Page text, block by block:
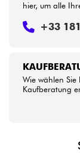
Wie wählen
Kaufberatung
hier, um alle
+33